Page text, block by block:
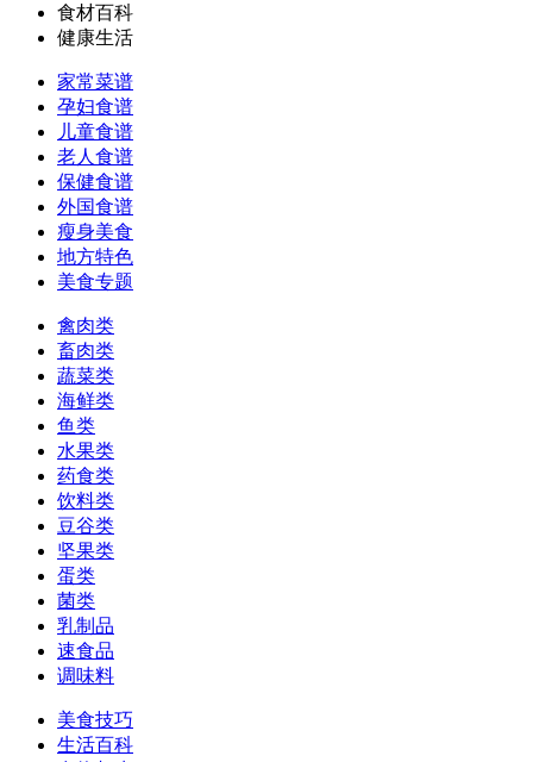
食材百科
健康生活
家常菜谱
孕妇食谱
儿童食谱
老人食谱
保健食谱
外国食谱
瘦身美食
地方特色
美食专题
禽肉类
畜肉类
蔬菜类
海鲜类
鱼类
水果类
药食类
饮料类
豆谷类
坚果类
蛋类
菌类
乳制品
速食品
调味料
美食技巧
生活百科